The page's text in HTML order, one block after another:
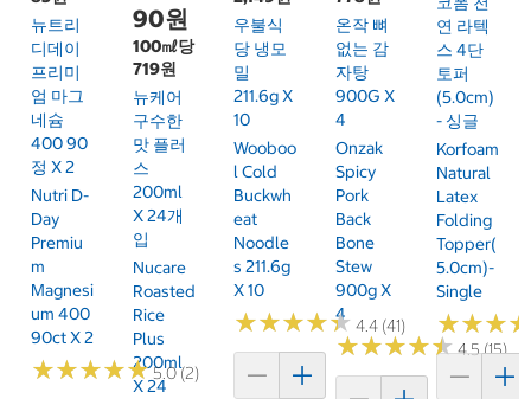
뉴트리
디데이
프리미
엄 마그
네슘
400 90
정 X 2
Nutri D-
Day
Premiu
M
Magnesi
Um 400
90ct X 2
★★★★★
★★★★★5.0 (2)
90원
100㎖당
719원
뉴케어
구수한
맛 플러
스
200ml
X 24개
입
Nucare
Roasted
Rice
Plus
200ml
X 24
우불식
당 냉모
밀
211.6g X
10
Wooboo
L Cold
Buckwh
Eat
Noodle
S 211.6g
X 10
★★★★★
★★★★★ 4.4 (41)
온작 뼈
없는 감
자탕
900G X
4
Onzak
Spicy
Pork
Back
Bone
Stew
900g X
4
★★★★★
★★★★★4.5 (15)
연 라텍
스 4단
토퍼
(5.0cm)
- 싱글
Korfoam
Natural
Latex
Folding
Topper(
5.0cm)-
Single
★★★
★★★